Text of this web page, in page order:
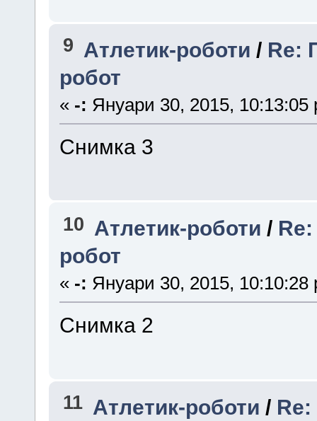
9 Атлетик-роботи / Re:
робот
« -: Януари 30, 2015, 10:13:05
Снимка 3
10 Атлетик-роботи /
робот
« -: Януари 30, 2015, 10:10:28
Снимка 2
11 Атлетик-роботи /